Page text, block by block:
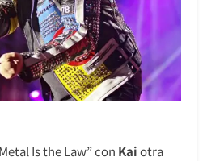
Is the Law” con Kaiotra